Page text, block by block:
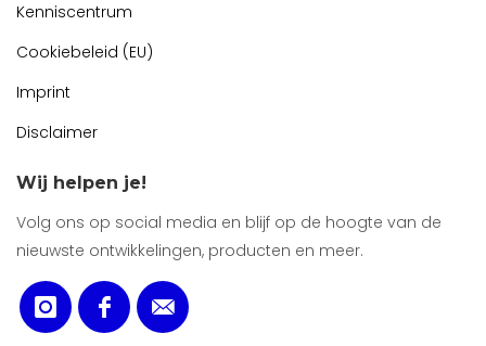
Kenniscentrum
Cookiebeleid (EU)
Imprint
Disclaimer
Wij helpen je!
Volg ons op social media en blijf op de hoogte van de
nieuwste ontwikkelingen, producten en meer.